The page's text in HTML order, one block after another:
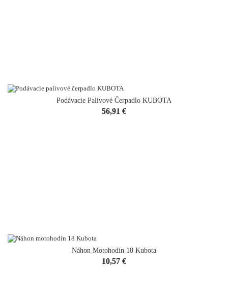
Podávacie Palivové Čerpadlo KUBOTA
Cena
56,91 €
Náhon Motohodín 18 Kubota
Cena
10,57 €